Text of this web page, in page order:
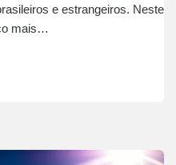
e estrangeiros. Neste
mais…